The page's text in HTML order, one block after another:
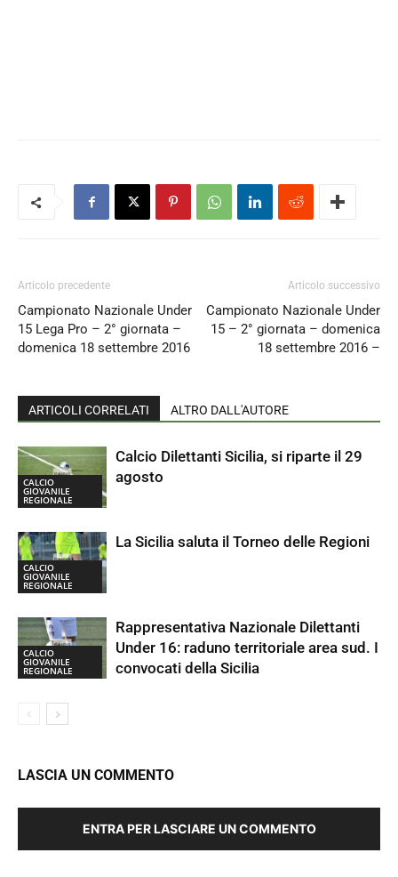
Articolo precedente
Campionato Nazionale Under
15 Lega Pro – 2° giornata –
domenica 18 settembre 2016
Articolo successivo
Campionato Nazionale Under
15 – 2° giornata – domenica
18 settembre 2016 –
ARTICOLI CORRELATI ALTRO DALL'AUTORE
CALCIO
GIOVANILE
REGIONALE
Calcio Dilettanti Sicilia, si riparte il 29
agosto
CALCIO
GIOVANILE
REGIONALE
La Sicilia saluta il Torneo delle Regioni
CALCIO
GIOVANILE
REGIONALE
Rappresentativa Nazionale Dilettanti
Under 16: raduno territoriale area sud. I
convocati della Sicilia
LASCIA UN COMMENTO
ENTRA PER LASCIARE UN COMMENTO